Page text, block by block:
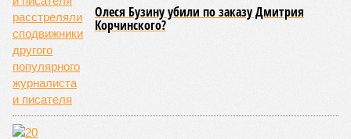
Олеся Бузину убили по заказу Дмитрия
Корчинского?